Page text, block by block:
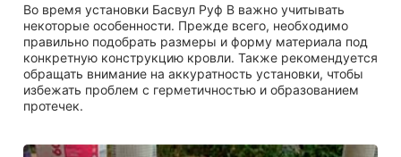
Во время установки Басвул Руф В важно учитывать
некоторые особенности. Прежде всего, необходимо
правильно подобрать размеры и форму материала под
конкретную конструкцию кровли. Также рекомендуется
обращать внимание на аккуратность установки, чтобы
избежать проблем с герметичностью и образованием
протечек.